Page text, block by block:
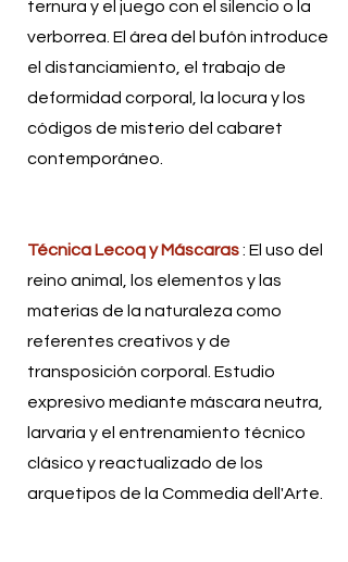
ternura y el juego con el silencio o la
verborrea. El área del bufón introduce
el distanciamiento, el trabajo de
deformidad corporal, la locura y los
códigos de misterio del cabaret
contemporáneo.
Técnica Lecoq y Máscaras: El uso del
reino animal, los elementos y las
materias de la naturaleza como
referentes creativos y de
transposición corporal. Estudio
expresivo mediante máscara neutra,
larvaria y el entrenamiento técnico
clásico y reactualizado de los
arquetipos de la Commedia dell'Arte.